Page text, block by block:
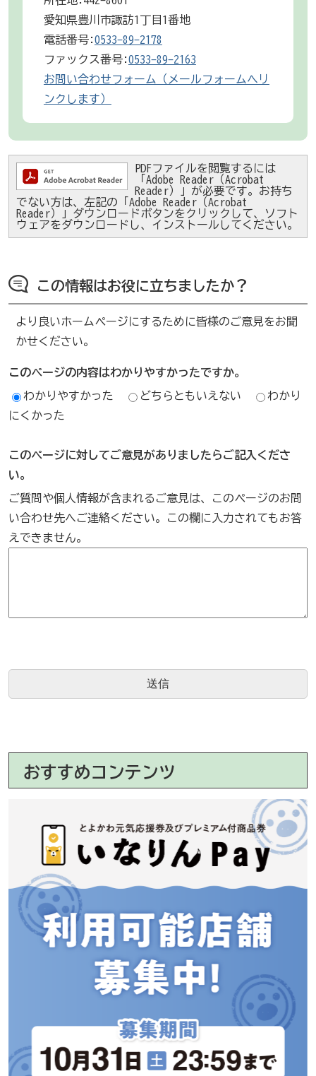
愛知県豊川市諏訪1丁目1番地
電話番号:0533-89-2178
ファックス番号:0533-89-2163
お問い合わせフォーム（メールフォームへリ
ンクします）
PDFファイルを閲覧するには
「Adobe Reader（Acrobat
Reader）」が必要です。お持ち
でない方は、左記の「Adobe Reader（Acrobat
Reader）」ダウンロードボタンをクリックして、ソフト
ウェアをダウンロードし、インストールしてください。
この情報はお役に立ちましたか？
より良いホームページにするために皆様のご意見をお聞
かせください。
このページの内容はわかりやすかったですか。
わかりやすかった どちらともいえない
わかり
にくかった
このページに対してご意見がありましたらご記入くださ
い。
ご質問や個人情報が含まれるご意見は、このページのお問
い合わせ先へご連絡ください。この欄に入力されてもお答
えできません。
おすすめコンテンツ